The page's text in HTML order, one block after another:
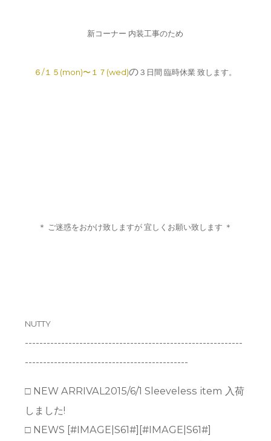
新コーナー 内装工事のため
６/１５(mon)〜１７(wed)の３日間 臨時休業 致します。
＊ ご迷惑をおかけ致しますが 宜しくお願い致します ＊
NUTTY
------------------------------------------------------------
---------------------------------------------
□ NEW ARRIVAL2015/6/1 Sleeveless item 入荷
しました!
□ NEWS [#IMAGE|S61#][#IMAGE|S61#]